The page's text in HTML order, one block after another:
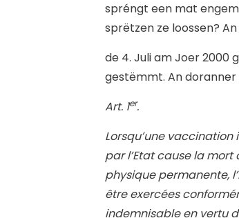
spréngt een mat
sprëtzen ze loossen?
de 4. Juli am Joer 2000
gestëmmt. An doranner
Art. 1er.
Lorsqu’une
par l’Etat cause la
physique permanente,
être exercées
indemnisable en vertu